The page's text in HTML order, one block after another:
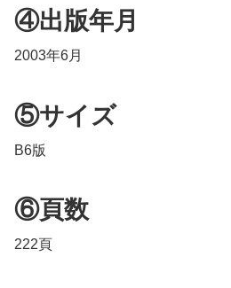
④出版年月
2003年6月
⑤サイズ
B6版
⑥頁数
222頁